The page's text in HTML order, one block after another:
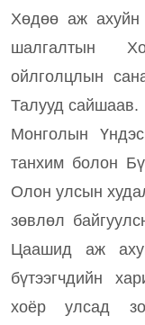
Хөдөө аж
шалгалтын
ойлголцлын
Талууд сайшаав.
Монголын
танхим болон
Олон улсын
зөвлөл
Цаашид аж
бүтээгчдийн
хоёр улсад